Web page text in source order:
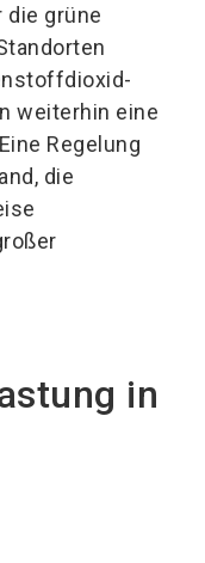
grüne
weiterhin eine
Regelung
die
in